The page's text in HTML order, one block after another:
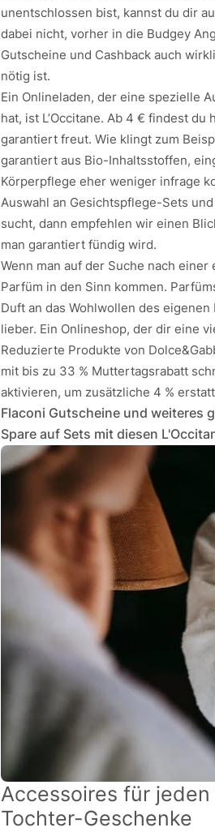
unentschlossen bist, kannst du dir
dabei nicht, vorher in die Budgey
Gutscheine und Cashback auch
nötig ist.
Ein Onlineladen, der eine spezielle
hat, ist L’Occitane. Ab 4 € findest
garantiert freut. Wie klingt zum
garantiert aus Bio-Inhaltsstoffen,
Körperpflege eher weniger infrage
Auswahl an Gesichtspflege-Sets
sucht, dann empfehlen wir einen
man garantiert fündig wird.
Wenn man auf der Suche nach
Parfüm in den Sinn kommen.
Duft an das Wohlwollen des
lieber. Ein Onlineshop, der dir eine
Reduzierte Produkte von
mit bis zu 33 % Muttertagsrabatt
aktivieren, um zusätzliche 4 %
Flaconi Gutscheine und weiteres
Spare auf Sets mit diesen
Accessoires für
Tochter-Geschenke